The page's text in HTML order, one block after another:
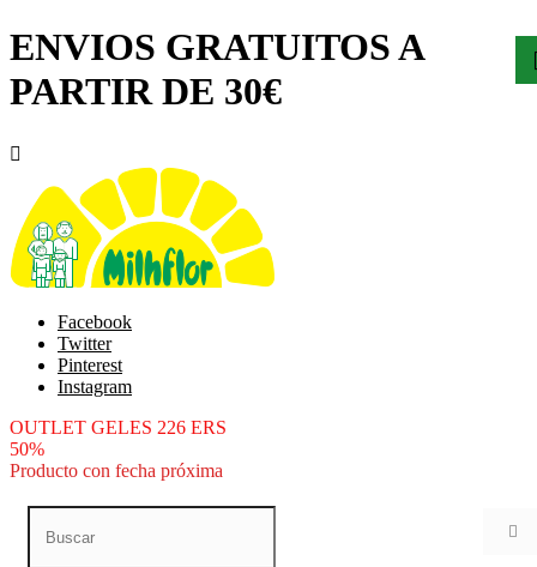
ENVIOS GRATUITOS A
PARTIR DE 30€

Facebook
Twitter
Pinterest
Instagram
OUTLET GELES 226 ERS
50%
Producto con fecha próxima
